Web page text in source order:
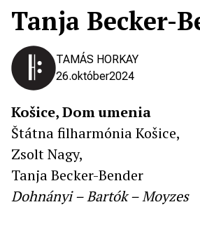
Tanja Becker-
TAMÁS HORKAY
26.október2024
Košice, Dom umenia
Štátna filharmónia Košice,
Zsolt Nagy,
Tanja Becker-Bender
Dohnányi – Bartók – Moyzes